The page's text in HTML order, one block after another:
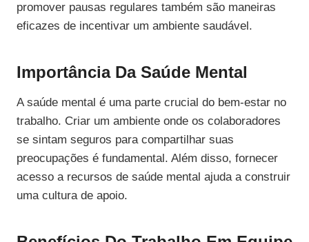
promover pausas regulares também são maneiras
eficazes de incentivar um ambiente saudável.
Importância Da Saúde Mental
A saúde mental é uma parte crucial do bem-estar no
trabalho. Criar um ambiente onde os colaboradores
se sintam seguros para compartilhar suas
preocupações é fundamental. Além disso, fornecer
acesso a recursos de saúde mental ajuda a construir
uma cultura de apoio.